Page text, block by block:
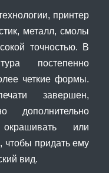
принтер
металл, смолы
точностью. В
постепенно
четкие формы.
завершен,
дополнительно
или
чтобы придать ему
вид.